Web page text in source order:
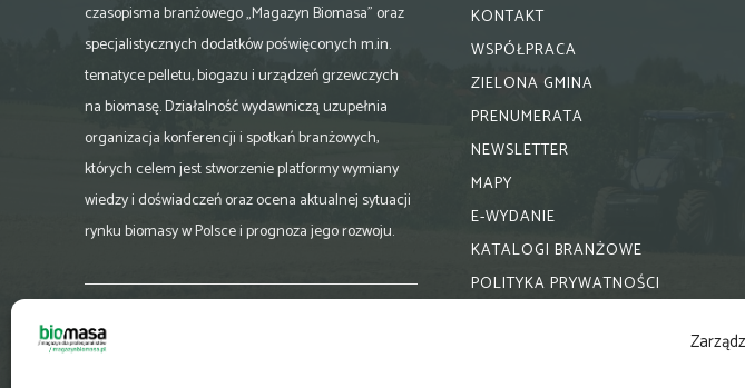
czasopisma branżowego „Magazyn Biomasa” oraz
specjalistycznych dodatków poświęconych m.in.
tematyce pelletu, biogazu i urządzeń grzewczych
na biomasę. Działalność wydawniczą uzupełnia
organizacja konferencji i spotkań branżowych,
których celem jest stworzenie platformy wymiany
wiedzy i doświadczeń oraz ocena aktualnej sytuacji
rynku biomasy w Polsce i prognoza jego rozwoju.
biuro@magazynbiomasa.pl
KONTAKT
WSPÓŁPRACA
ZIELONA GMINA
PRENUMERATA
NEWSLETTER
MAPY
E-WYDANIE
KATALOGI BRANŻOWE
POLITYKA PRYWATNOŚCI